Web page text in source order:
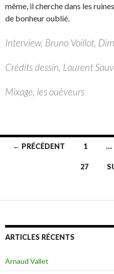
même, il cherche dans les
de bonheur oublié.
Interview, Bruno Voillot,
Crédits dessin, Laurent
Mixage, les ouêveurs
articles
← PRÉCÉDENT 1 …
27
ARTICLES RÉCENTS
Arnaud Vallet